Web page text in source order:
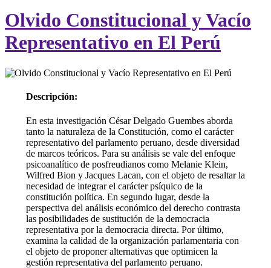
Olvido Constitucional y Vacío
Representativo en El Perú
Descripción:
En esta investigación César Delgado Guembes aborda
tanto la naturaleza de la Constitución, como el carácter
representativo del parlamento peruano, desde diversidad
de marcos teóricos. Para su análisis se vale del enfoque
psicoanalítico de posfreudianos como Melanie Klein,
Wilfred Bion y Jacques Lacan, con el objeto de resaltar la
necesidad de integrar el carácter psíquico de la
constitución política. En segundo lugar, desde la
perspectiva del análisis económico del derecho contrasta
las posibilidades de sustitución de la democracia
representativa por la democracia directa. Por último,
examina la calidad de la organización parlamentaria con
el objeto de proponer alternativas que optimicen la
gestión representativa del parlamento peruano.